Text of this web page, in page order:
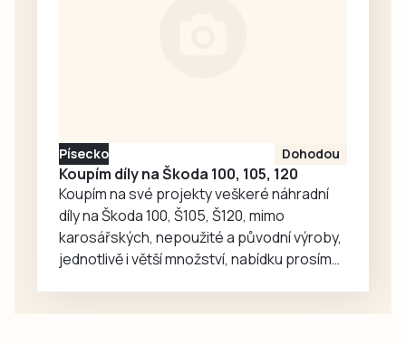
Náchodského
sídliště, Píseckého
rozcestí,…
Písecko Dohodou
Koupím díly na Škoda 100, 105, 120
Koupím na své projekty veškeré náhradní
díly na Škoda 100, Š105, Š120, mimo
karosářských, nepoužité a původní výroby,
jednotlivě i větší množství, nabídku prosím